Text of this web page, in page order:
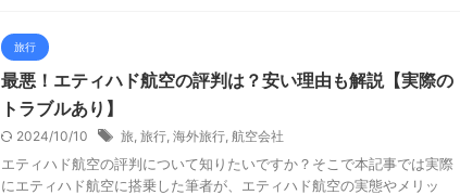
旅行
最悪！エティハド航空の評判は？安い理由も解説【実際の
トラブルあり】
2024/10/10 旅, 旅行, 海外旅行, 航空会社
エティハド航空の評判について知りたいですか？そこで本記事では実際
にエティハド航空に搭乗した筆者が、エティハド航空の実態やメリッ